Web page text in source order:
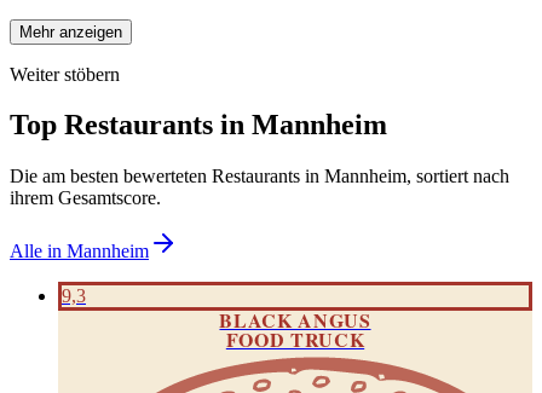
Mehr anzeigen
Weiter stöbern
Top Restaurants in Mannheim
Die am besten bewerteten Restaurants in Mannheim, sortiert nach
ihrem Gesamtscore.
Alle in Mannheim
9,3
BLACK ANGUS
FOOD TRUCK